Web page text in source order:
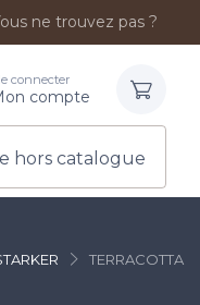
ne trouvez pas ?
connecter
compte
hors catalogue
TERRACOTTA